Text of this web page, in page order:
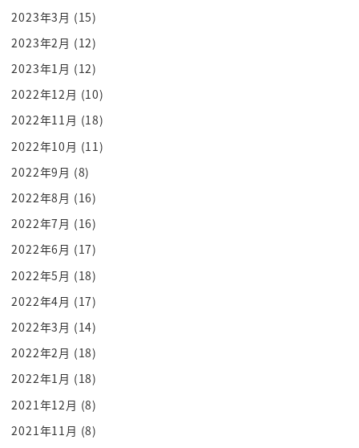
すっを意識無意識にそれはあるそれはもうあなた女
性のね
同じ幹部でっていうのをな子様にプロフェッショナ
ルなんだからなんで焼成炉空あなた
傷つけてるわよ
分かった
細部に宿るのである私は常にその財布でこの女性台
風問題ですよ
ミスの連続だった
それじゃダメですそういうことじゃないですの連続
だった
これも猛暑ですよね休養平等にするだけじゃないん
だ
ポストの人数を平等にするだけじゃないんだそれに
じゃないんだ
表彰するだけじゃないんだ外部に候補するだけじゃ
ないんだな人が根本的な問題だのか
等を常に襲わん
2023年3月 (15)
2023年2月 (12)
2023年1月 (12)
2022年12月 (10)
2022年11月 (18)
2022年10月 (11)
2022年9月 (8)
2022年8月 (16)
2022年7月 (16)
2022年6月 (17)
2022年5月 (18)
2022年4月 (17)
2022年3月 (14)
2022年2月 (18)
2022年1月 (18)
2021年12月 (8)
2021年11月 (8)